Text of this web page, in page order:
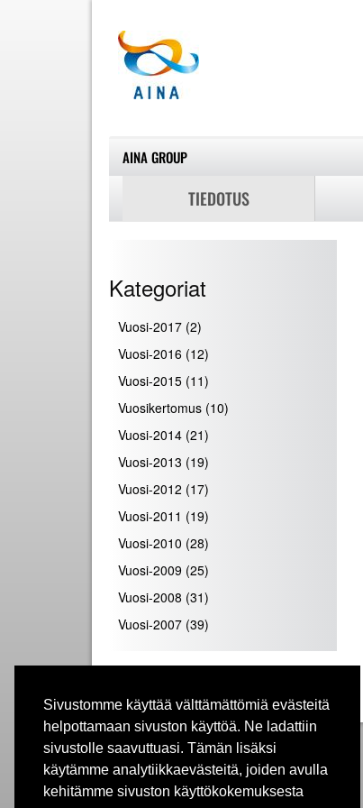
Sivustomme käyttää välttämättömiä evästeitä
helpottamaan sivuston käyttöä. Ne ladattiin
sivustolle saavuttuasi. Tämän lisäksi
käytämme analytiikkaevästeitä, joiden avulla
kehitämme sivuston käyttökokemuksesta
AINA GROUP
TIEDOTUS
Kategoriat
Vuosi-2017 (2)
Vuosi-2016 (12)
Vuosi-2015 (11)
Vuosikertomus (10)
Vuosi-2014 (21)
Vuosi-2013 (19)
Vuosi-2012 (17)
Vuosi-2011 (19)
Vuosi-2010 (28)
Vuosi-2009 (25)
Vuosi-2008 (31)
Vuosi-2007 (39)
© Aina Group Oy 2017